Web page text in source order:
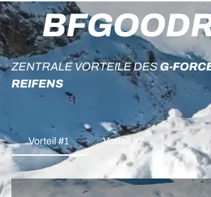
ZENTRALE VORTEILE DESG-
REIFENS
Vorteil #1 Vorteil #2